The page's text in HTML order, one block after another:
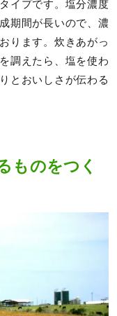
イプです。塩分濃度
期間が長いので、濃
ります。炊きあがっ
調えたら、塩を使わ
とおいしさが伝わる
ものをつく